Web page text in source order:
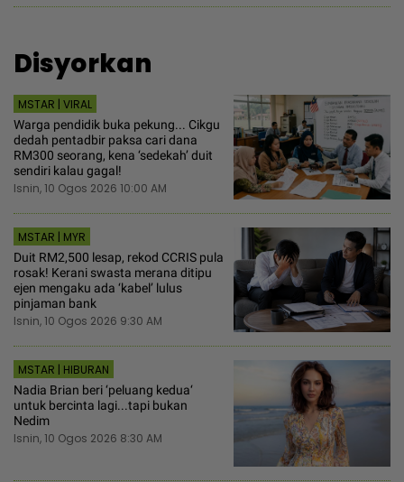
Disyorkan
MSTAR | VIRAL
Warga pendidik buka pekung... Cikgu
dedah pentadbir paksa cari dana
RM300 seorang, kena ‘sedekah’ duit
sendiri kalau gagal!
Isnin, 10 Ogos 2026 10:00 AM
MSTAR | MYR
Duit RM2,500 lesap, rekod CCRIS pula
rosak! Kerani swasta merana ditipu
ejen mengaku ada ‘kabel’ lulus
pinjaman bank
Isnin, 10 Ogos 2026 9:30 AM
MSTAR | HIBURAN
Nadia Brian beri ‘peluang kedua‘
untuk bercinta lagi...tapi bukan
Nedim
Isnin, 10 Ogos 2026 8:30 AM